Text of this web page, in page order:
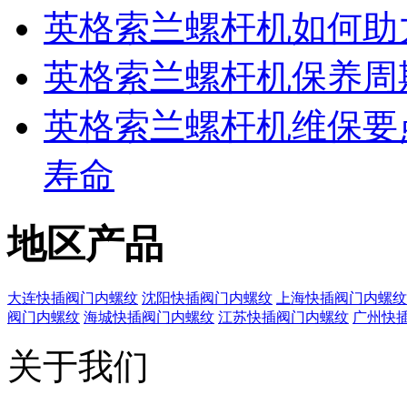
英格索兰螺杆机如何
英格索兰螺杆机保养周
英格索兰螺杆机维保
寿命
地区产品
大连快插阀门内螺纹 沈阳快插阀门内螺纹
上海快插阀门内螺纹
阀门内螺纹 海城快插阀门内螺纹 江苏快插阀门内螺纹 广州快
关于我们